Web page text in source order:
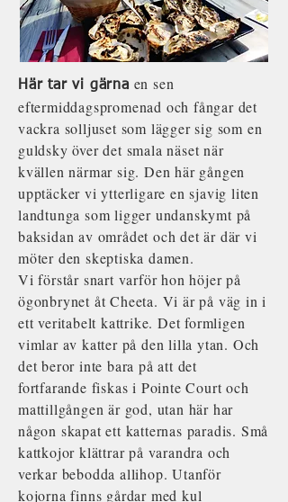
Här tar vi gärna en sen
eftermiddagspromenad och fångar det
vackra solljuset som lägger sig som en
guldsky över det smala näset när
kvällen närmar sig. Den här gången
upptäcker vi ytterligare en sjavig liten
landtunga som ligger undanskymt på
baksidan av området och det är där vi
möter den skeptiska damen.
Vi förstår snart varför hon höjer på
ögonbrynet åt Cheeta. Vi är på väg in i
ett veritabelt kattrike. Det formligen
vimlar av katter på den lilla ytan. Och
det beror inte bara på att det
fortfarande fiskas i Pointe Court och
mattillgången är god, utan här har
någon skapat ett katternas paradis. Små
kattkojor klättrar på varandra och
verkar bebodda allihop. Utanför
kojorna finns gårdar med kul